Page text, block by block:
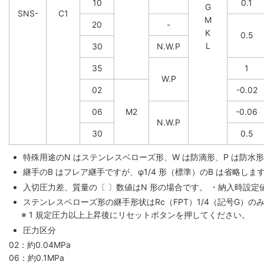
SNS- C1
G
M
K
L
10 0.1
20
-
0.5
30
N.W.P
35
W.P
1
02
M2
-0.02
06
N.W.P
-0.06
30 0.5
特殊用途のN はステンレスベローズ形、W は防滴形、P は防水
継手のB はフレア継手ですが、φ1/4 形（標準）のB は省略しま
入切圧力差、質量の〔 〕数値はN 形の場合です。 ・納入時設定
ステンレスベローズ形の継手形状はRc（FPT）1/4（記号G）の
※ 1 規定圧力以上上昇後にリセットボタンを押してください。
圧力区分
02：約0.04MPa
06：約0.1MPa